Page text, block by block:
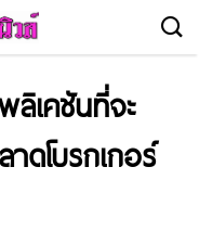
ลิเคชันที่จะ
ดโบรกเกอร์